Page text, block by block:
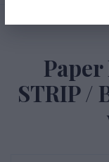
Paper
STRIP /